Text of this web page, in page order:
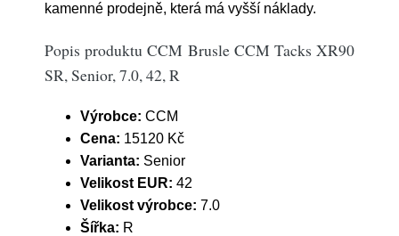
kamenné prodejně, která má vyšší náklady.
Popis produktu CCM Brusle CCM Tacks XR90
SR, Senior, 7.0, 42, R
Výrobce: CCM
Cena: 15120 Kč
Varianta: Senior
Velikost EUR: 42
Velikost výrobce: 7.0
Šířka: R